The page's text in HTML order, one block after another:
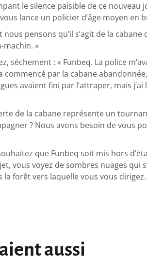
le silence paisible de ce
lance un policier d’âge moyen
pensons qu’il s’agit de la
machin. »
sèchement : « Funbeq. La police
par la cabane
avaient fini par l’attraper, mais
de la cabane représente un
? Nous avons besoin de vous
que Funbeq soit mis hors
vous voyez de sombres nuages
la forêt vers laquelle vous vous
aussi